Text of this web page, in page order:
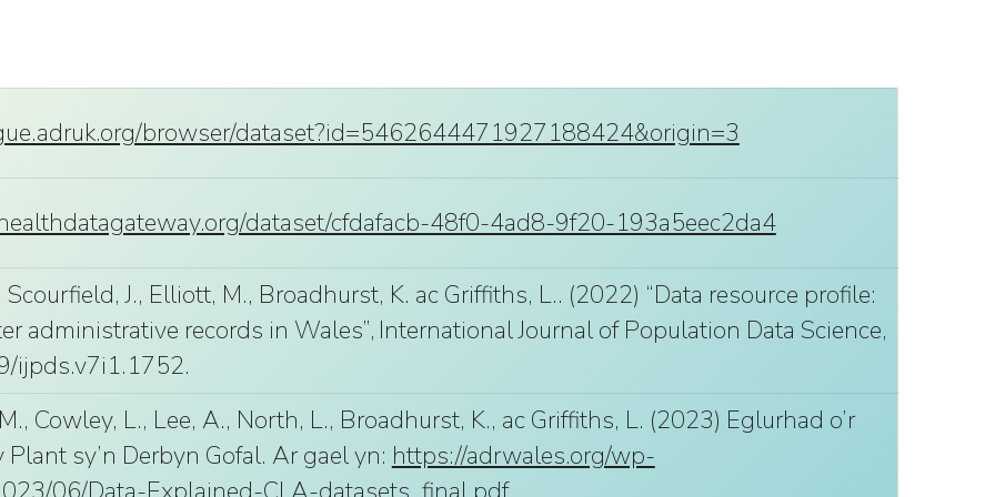
browser/dataset?id=5462644471927188424&origin=3
dataset/cfdafacb-48f0-4ad8-9f20-193a5eec2da4
J., Elliott, M., Broadhurst, K. ac Griffiths, L.. (2022) “Data resource profile:
administrative records in Wales”, International Journal of Population Data Science,
ijpds.v7i1.1752.
Cowley, L., Lee, A., North, L., Broadhurst, K., ac Griffiths, L. (2023) Eglurhad o’r
Plant sy’n Derbyn Gofal. Ar gael yn: https://adrwales.org/wp-